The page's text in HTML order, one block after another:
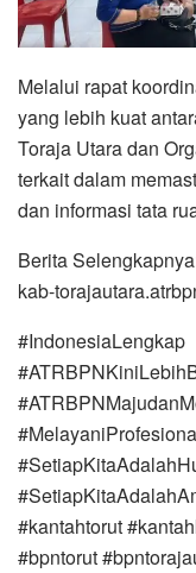
Melalui rapat
yang lebih kuat
Toraja Utara dan
terkait dalam
dan informasi tata
Berita
kab-
#IndonesiaLengkap
#kantahtorut
#bpntorut